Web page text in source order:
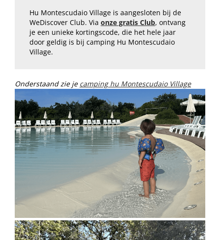
Hu Montescudaio Village is aangesloten bij de
WeDiscover Club. Via onze gratis Club, ontvang
je een unieke kortingscode, die het hele jaar
door geldig is bij camping Hu Montescudaio
Village.
Onderstaandzie je camping hu Montescudaio Village